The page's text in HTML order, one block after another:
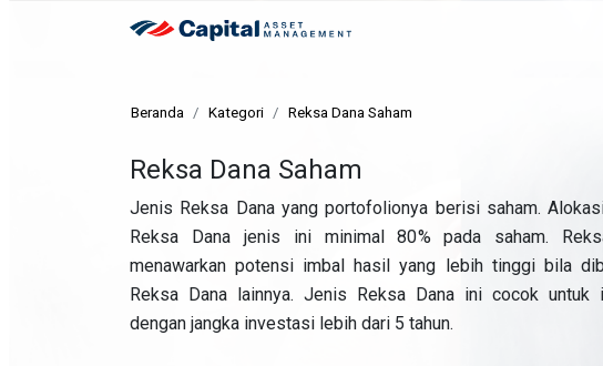
Beranda Kategori Reksa Dana Saham
Reksa Dana Saham
Jenis Reksa Dana yang portofolionya berisi saham.
Reksa Dana jenis ini minimal 80% pada saham.
menawarkan potensi imbal hasil yang lebih tinggi bila
Reksa Dana lainnya. Jenis Reksa Dana ini cocok untuk
dengan jangka investasi lebih dari 5 tahun.